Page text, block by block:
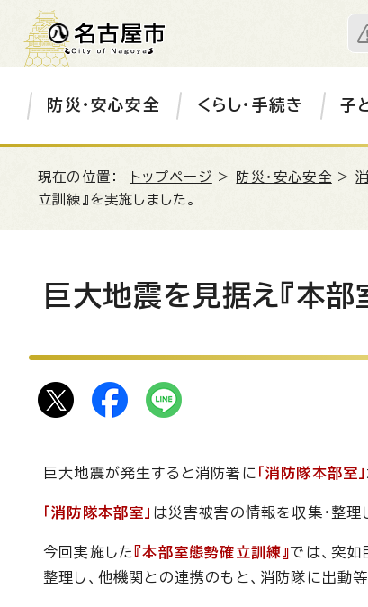
防災・安心安全 くらし・手続き 子
現在の位置： トップページ > 防災・安心安全>
立訓練』を実施しました。
巨大地震を見据え『本部
巨大地震が発生すると消防署に 「消防隊本部室」
「消防隊本部室」 は災害被害の情報を収集・整理
今回実施した 『本部室態勢確立訓練』では、突
整理し、他機関との連携のもと、消防隊に出動